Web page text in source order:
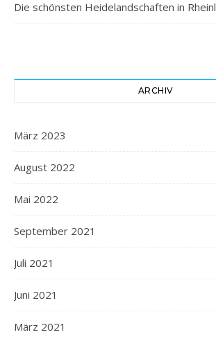
Die schönsten Heidelandschaften in
ARCHIV
März 2023
August 2022
Mai 2022
September 2021
Juli 2021
Juni 2021
März 2021